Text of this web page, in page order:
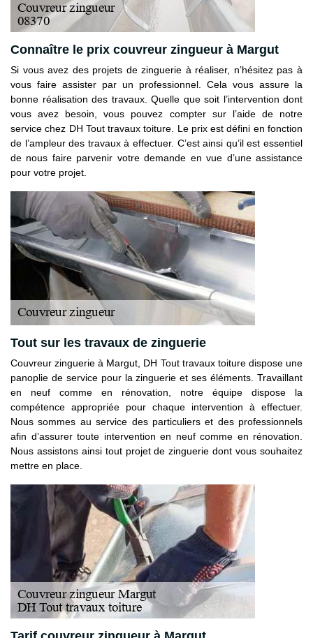
Connaître le prix couvreur zingueur à Margut
Si vous avez des projets de zinguerie à réaliser, n’hésitez pas à
vous faire assister par un professionnel. Cela vous assure la
bonne réalisation des travaux. Quelle que soit l’intervention dont
vous avez besoin, vous pouvez compter sur l’aide de notre
service chez DH Tout travaux toiture. Le prix est défini en fonction
de l’ampleur des travaux à effectuer. C’est ainsi qu’il est essentiel
de nous faire parvenir votre demande en vue d’une assistance
pour votre projet.
Tout sur les travaux de zinguerie
Couvreur zinguerie à Margut, DH Tout travaux toiture dispose une
panoplie de service pour la zinguerie et ses éléments. Travaillant
en neuf comme en rénovation, notre équipe dispose la
compétence appropriée pour chaque intervention à effectuer.
Nous sommes au service des particuliers et des professionnels
afin d’assurer toute intervention en neuf comme en rénovation.
Nous assistons ainsi tout projet de zinguerie dont vous souhaitez
mettre en place.